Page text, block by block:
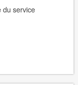
du service